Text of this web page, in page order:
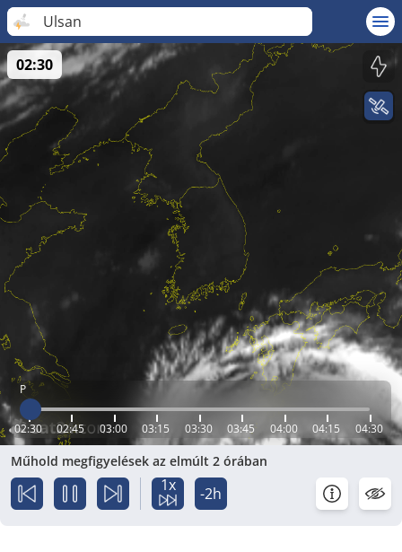
Ulsan
P
02:30 02:45 03:00 03:15 03:30 03:45 04:00 04:15 04:30
02:30
Műhold megfigyelések az elmúlt 2 órában
1x -2h